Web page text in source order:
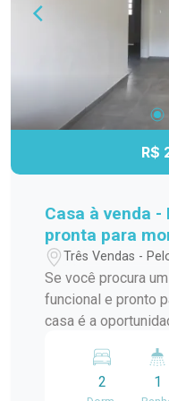
ótima localização
empreendimento
R$
Casa à venda
pronta para
Três Vendas -
Se você procura
funcional e pronto
casa é a oportunidade ideal!
distribuídos,
banheiro e 1 vaga
2 1